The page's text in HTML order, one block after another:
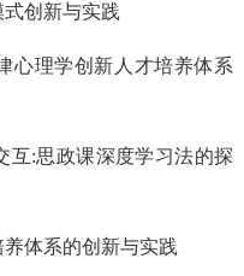
创新与实践
心理学创新人才培养体系
互:思政课深度学习法的探
体系的创新与实践